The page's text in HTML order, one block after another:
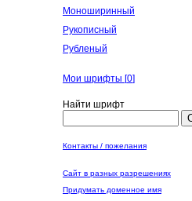
Моноширинный
Рукописный
Рубленый
Мои шрифты [0]
Найти шрифт
Контакты / пожелания
Сайт в разных разрешениях
Придумать доменное имя